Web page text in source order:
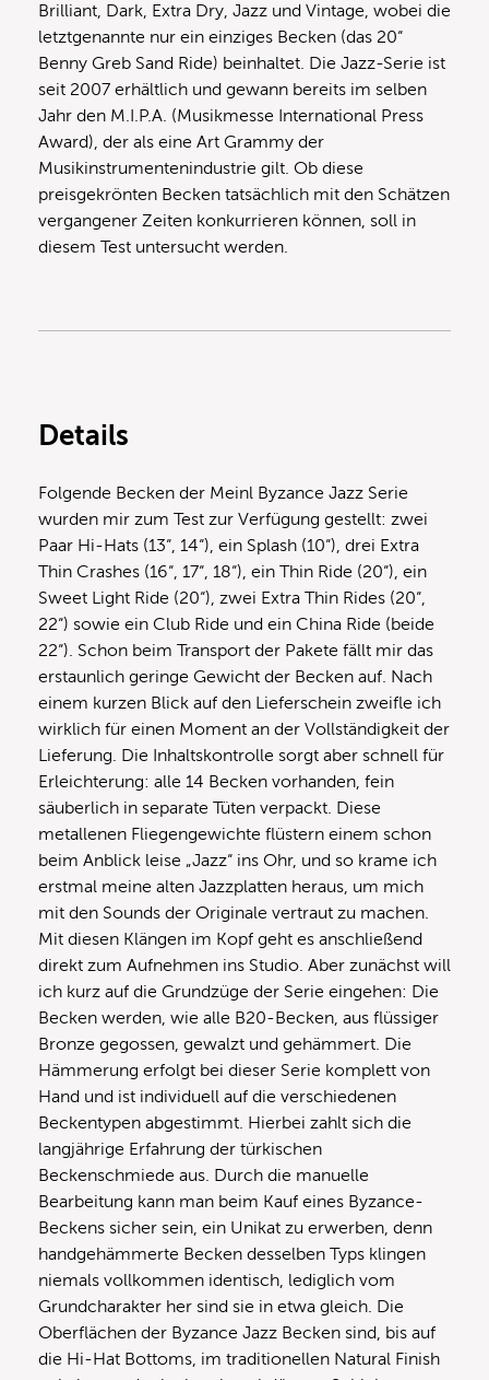
Brilliant, Dark, Extra Dry, Jazz und Vintage, wobei die
letztgenannte nur ein einziges Becken (das 20“
Benny Greb Sand Ride) beinhaltet. Die Jazz-Serie ist
seit 2007 erhältlich und gewann bereits im selben
Jahr den M.I.P.A. (Musikmesse International Press
Award), der als eine Art Grammy der
Musikinstrumentenindustrie gilt. Ob diese
preisgekrönten Becken tatsächlich mit den Schätzen
vergangener Zeiten konkurrieren können, soll in
diesem Test untersucht werden.
Details
Folgende Becken der Meinl Byzance Jazz Serie
wurden mir zum Test zur Verfügung gestellt: zwei
Paar Hi-Hats (13“, 14“), ein Splash (10“), drei Extra
Thin Crashes (16“, 17“, 18“), ein Thin Ride (20“), ein
Sweet Light Ride (20“), zwei Extra Thin Rides (20“,
22“) sowie ein Club Ride und ein China Ride (beide
22“). Schon beim Transport der Pakete fällt mir das
erstaunlich geringe Gewicht der Becken auf. Nach
einem kurzen Blick auf den Lieferschein zweifle ich
wirklich für einen Moment an der Vollständigkeit der
Lieferung. Die Inhaltskontrolle sorgt aber schnell für
Erleichterung: alle 14 Becken vorhanden, fein
säuberlich in separate Tüten verpackt. Diese
metallenen Fliegengewichte flüstern einem schon
beim Anblick leise „Jazz“ ins Ohr, und so krame ich
erstmal meine alten Jazzplatten heraus, um mich
mit den Sounds der Originale vertraut zu machen.
Mit diesen Klängen im Kopf geht es anschließend
direkt zum Aufnehmen ins Studio. Aber zunächst will
ich kurz auf die Grundzüge der Serie eingehen: Die
Becken werden, wie alle B20-Becken, aus flüssiger
Bronze gegossen, gewalzt und gehämmert. Die
Hämmerung erfolgt bei dieser Serie komplett von
Hand und ist individuell auf die verschiedenen
Beckentypen abgestimmt. Hierbei zahlt sich die
langjährige Erfahrung der türkischen
Beckenschmiede aus. Durch die manuelle
Bearbeitung kann man beim Kauf eines Byzance-
Beckens sicher sein, ein Unikat zu erwerben, denn
handgehämmerte Becken desselben Typs klingen
niemals vollkommen identisch, lediglich vom
Grundcharakter her sind sie in etwa gleich. Die
Oberflächen der Byzance Jazz Becken sind, bis auf
die Hi-Hat Bottoms, im traditionellen Natural Finish